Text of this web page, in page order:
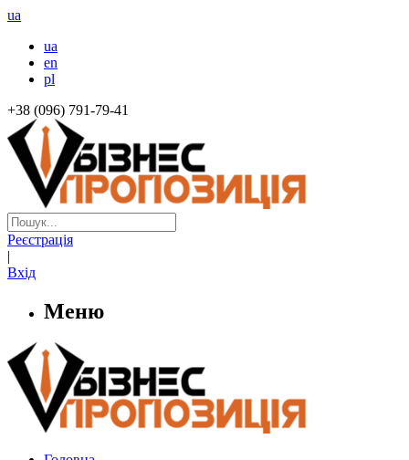
ua
ua
en
pl
+38 (096) 791-79-41
Реєстрація
|
Вхід
Меню